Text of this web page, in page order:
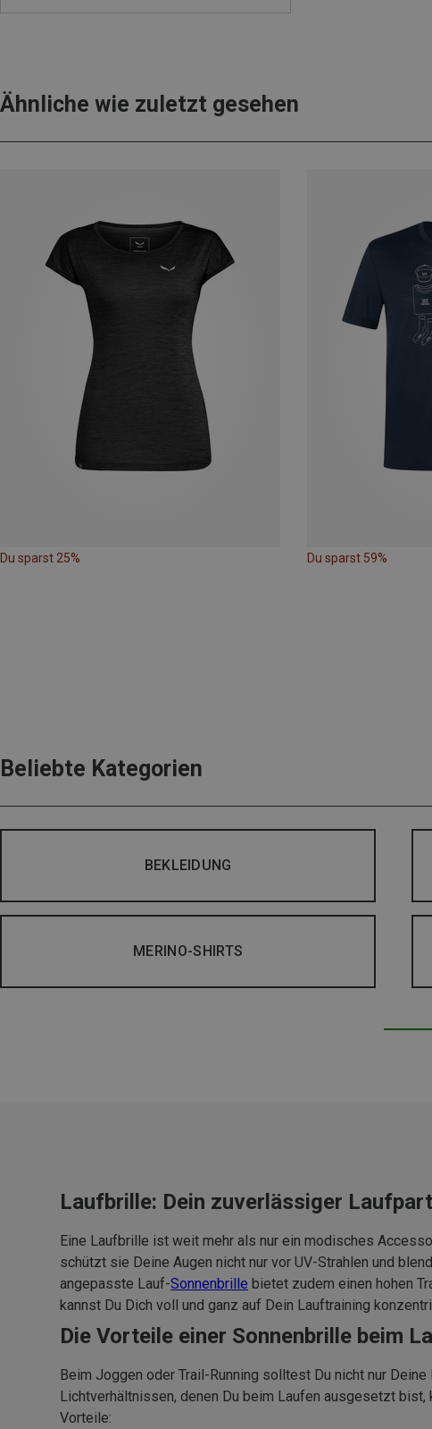
Ähnliche wie zuletzt gesehen
Du sparst 25% Du sparst 59%
Beliebte Kategorien
BEKLEIDUNG
MERINO-SHIRTS
Laufbrille: Dein zuverlässiger
Eine Laufbrille ist weit mehr als nur ein modisches
schützt sie Deine Augen nicht nur vor UV-Strahlen und
angepasste Lauf-Sonnenbrille bietet zudem einen hohen
kannst Du Dich voll und ganz auf Dein Lauftraining
Die Vorteile einer Sonnenbrille beim
Beim Joggen oder Trail-Running solltest Du nicht nur
Lichtverhältnissen, denen Du beim Laufen ausgesetzt
Vorteile: